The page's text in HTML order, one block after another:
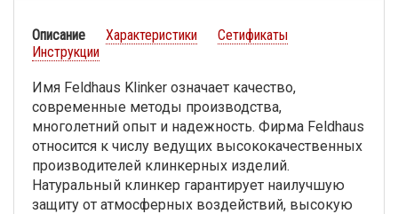
Описание Характеристики
Сетификаты
Инструкции
Имя Feldhaus Klinker означает качество,
современные методы производства,
многолетний опыт и надежность. Фирма Feldhaus
относится к числу ведущих высококачественных
производителей клинкерных изделий.
Натуральный клинкер гарантирует наилучшую
защиту от атмосферных воздействий, высокую